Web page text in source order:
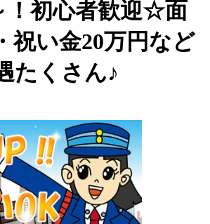
！初心者歓迎☆面
祝い金20万円など
たくさん♪